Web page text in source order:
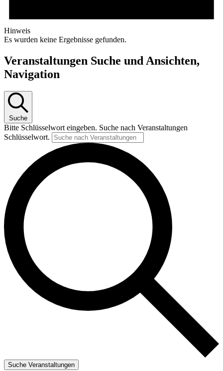
Hinweis
Es wurden keine Ergebnisse gefunden.
Veranstaltungen Suche und Ansichten,
Navigation
Suche
Bitte Schlüsselwort eingeben. Suche nach Veranstaltungen
Schlüsselwort.
Suche Veranstaltungen